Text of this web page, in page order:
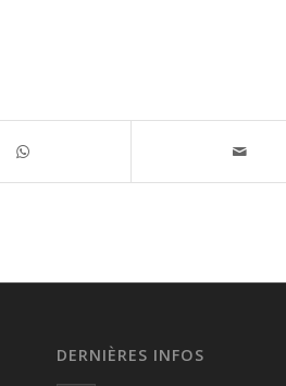
DERNIÈRES INFOS